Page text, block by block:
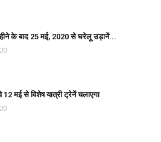
के बाद 25 मई, 2020 से घरेलू उड़ानें...
12 मई से विशेष यात्री ट्रेनें चलाएगा